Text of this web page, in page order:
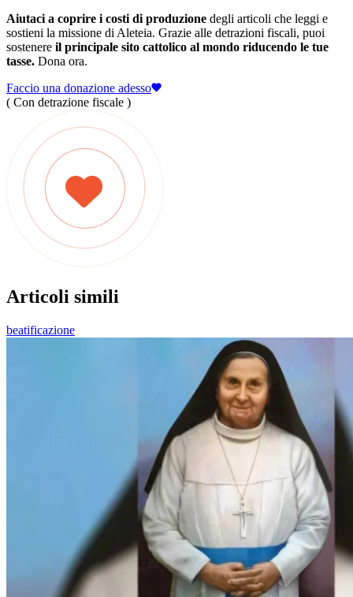
Aiutaci a coprire i costi di produzione degli articoli che leggi e
sostieni la missione di Aleteia. Grazie alle detrazioni fiscali, puoi
sostenere il principale sito cattolico al mondo riducendo le tue
tasse. Dona ora.
Faccio una donazione adesso
( Con detrazione fiscale )
Articoli simili
beatificazione